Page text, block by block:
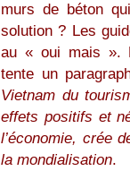
murs de béton
solution ? Les
au « oui mais ».
tente un
Vietnam du
effets positifs et
l’économie, crée
la mondialisation.